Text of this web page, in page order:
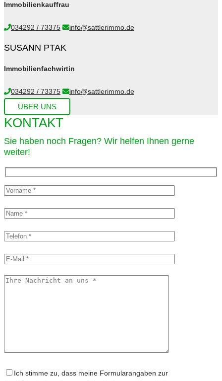
Immobilienkauffrau
034292 / 73375 info@sattlerimmo.de
SUSANN PTAK
Immobilienfachwirtin
034292 / 73375 info@sattlerimmo.de
ÜBER UNS
KONTAKT
Sie haben noch Fragen? Wir helfen Ihnen gerne
weiter!​
Ich stimme zu, dass meine Formularangaben zur